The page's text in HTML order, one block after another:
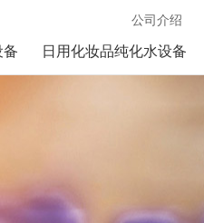
公司介绍
日用化妆品纯化水设备